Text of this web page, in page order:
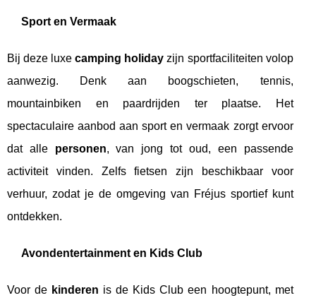
Sport en Vermaak
Bij deze luxecamping holiday zijn sportfaciliteiten volop
aanwezig. Denk aan boogschieten, tennis,
mountainbiken en paardrijden ter plaatse. Het
spectaculaire aanbod aan sport en vermaak zorgt ervoor
dat alle personen, van jong tot oud, een passende
activiteit vinden. Zelfs fietsen zijn beschikbaar voor
verhuur, zodat je de omgeving van Fréjus sportief kunt
ontdekken.
Avondentertainment en Kids Club
Voor de kinderen is de Kids Club een hoogtepunt, met